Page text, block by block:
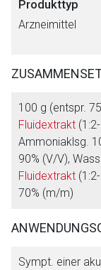
Produkttyp
Arzneimittel
100 g (entspr.
Fluidextrakt
Ammoniaklsg.
90% (V/V),
Fluidextrakt
70% (m/m)
Sympt. einer